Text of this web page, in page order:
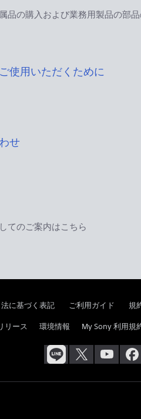
品の購入および業務用製品の部
使用いただくために
せ
てのご案内はこちら
に基づく表記 ご利用ガイド 規
リース 環境情報 My Sony 利用規